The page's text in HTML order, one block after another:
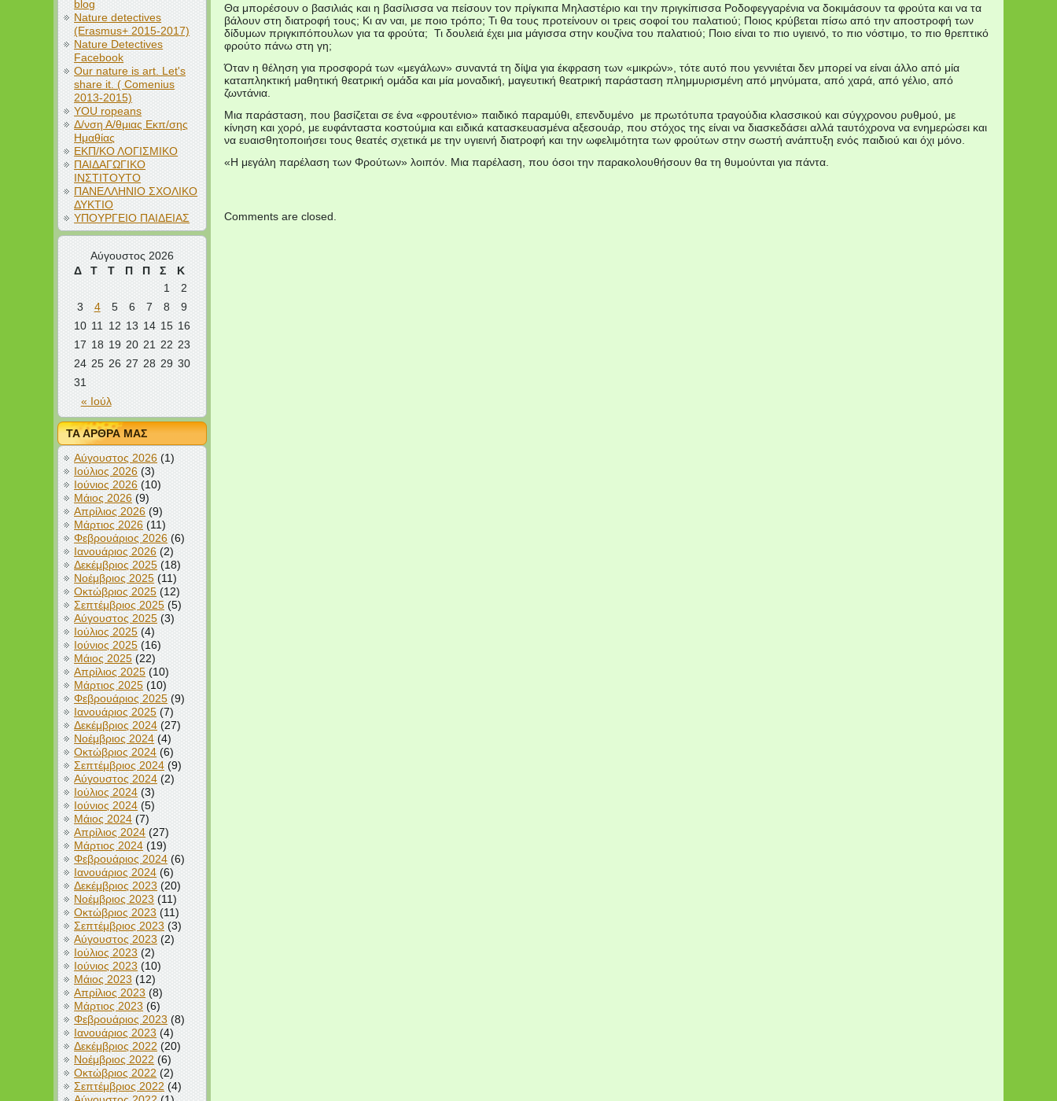
blog
Nature detectives
(Erasmus+ 2015-2017)
Nature Detectives
Facebook
Our nature is art. Let's
share it. ( Comenius
2013-2015)
YOU ropeans
Δ/νση Α/θμιας Εκπ/σης
Ημαθίας
ΕΚΠ/ΚΟ ΛΟΓΙΣΜΙΚΟ
ΠΑΙΔΑΓΩΓΙΚΟ
ΙΝΣΤΙΤΟΥΤΟ
ΠΑΝΕΛΛΗΝΙΟ ΣΧΟΛΙΚΟ
ΔΥΚΤΙΟ
ΥΠΟΥΡΓΕΙΟ ΠΑΙΔΕΙΑΣ
Αύγουστος 2026
Δ
Τ Τ Π Π Σ Κ
« Ιούλ
1
2
3
4 5 6 7 8
9
10 11 12 13 14 15 16
17 18 19 20 21 22 23
24 25 26 27 28 29 30
31
ΤΑ ΑΡΘΡΑ ΜΑΣ
Αύγουστος 2026 (1)
Ιούλιος 2026 (3)
Ιούνιος 2026 (10)
Μάιος 2026 (9)
Απρίλιος 2026 (9)
Μάρτιος 2026 (11)
Φεβρουάριος 2026 (6)
Ιανουάριος 2026 (2)
Δεκέμβριος 2025 (18)
Νοέμβριος 2025 (11)
Οκτώβριος 2025 (12)
Σεπτέμβριος 2025 (5)
Αύγουστος 2025 (3)
Ιούλιος 2025 (4)
Ιούνιος 2025 (16)
Μάιος 2025 (22)
Απρίλιος 2025 (10)
Μάρτιος 2025 (10)
Φεβρουάριος 2025 (9)
Ιανουάριος 2025 (7)
Δεκέμβριος 2024 (27)
Νοέμβριος 2024 (4)
Οκτώβριος 2024 (6)
Σεπτέμβριος 2024 (9)
Αύγουστος 2024 (2)
Ιούλιος 2024 (3)
Ιούνιος 2024 (5)
Μάιος 2024 (7)
Απρίλιος 2024 (27)
Μάρτιος 2024 (19)
Φεβρουάριος 2024 (6)
Ιανουάριος 2024 (6)
Δεκέμβριος 2023 (20)
Νοέμβριος 2023 (11)
Οκτώβριος 2023 (11)
Σεπτέμβριος 2023 (3)
Αύγουστος 2023 (2)
Ιούλιος 2023 (2)
Ιούνιος 2023 (10)
Μάιος 2023 (12)
Απρίλιος 2023 (8)
Μάρτιος 2023 (6)
Φεβρουάριος 2023 (8)
Ιανουάριος 2023 (4)
Δεκέμβριος 2022 (20)
Νοέμβριος 2022 (6)
Οκτώβριος 2022 (2)
Σεπτέμβριος 2022 (4)
Θα μπορέσουν ο βασιλιάς και η βασίλισσα να πείσουν τον πρίγκιπα Μηλαστέριο και την πριγκίπισσα Ροδοφεγγαρένια να δοκιμάσουν τα φρούτα και να τα
βάλουν στη διατροφή τους; Κι αν ναι, με ποιο τρόπο; Τι θα τους προτείνουν οι τρεις σοφοί του παλατιού; Ποιος κρύβεται πίσω από την αποστροφή των
δίδυμων πριγκιπόπουλων για τα φρούτα; Τι δουλειά έχει μια μάγισσα στην κουζίνα του παλατιού; Ποιο είναι το πιο υγιεινό, το πιο νόστιμο, το πιο θρεπτικό
φρούτο πάνω στη γη;
Όταν η θέληση για προσφορά των «μεγάλων» συναντά τη δίψα για έκφραση των «μικρών», τότε αυτό που γεννιέται δεν μπορεί να είναι άλλο από μία
καταπληκτική μαθητική θεατρική ομάδα και μία μοναδική, μαγευτική θεατρική παράσταση πλημμυρισμένη από μηνύματα, από χαρά, από γέλιο, από
ζωντάνια.
Μια παράσταση, που βασίζεται σε ένα «φρουτένιο» παιδικό παραμύθι, επενδυμένο με πρωτότυπα τραγούδια κλασσικού και σύγχρονου ρυθμού, με
κίνηση και χορό, με ευφάνταστα κοστούμια και ειδικά κατασκευασμένα αξεσουάρ, που στόχος της είναι να διασκεδάσει αλλά ταυτόχρονα να ενημερώσει και
να ευαισθητοποιήσει τους θεατές σχετικά με την υγιεινή διατροφή και την ωφελιμότητα των φρούτων στην σωστή ανάπτυξη ενός παιδιού και όχι μόνο.
«Η μεγάλη παρέλαση των Φρούτων» λοιπόν. Μια παρέλαση, που όσοι την παρακολουθήσουν θα τη θυμούνται για πάντα.
Comments are closed.